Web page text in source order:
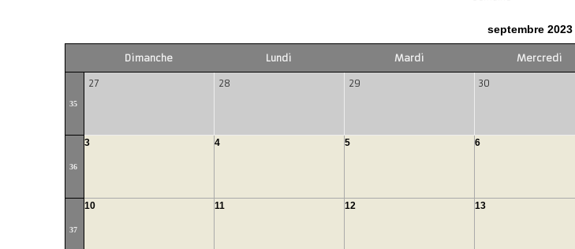
septembre 2023
Dimanche Lundi Mardi Mercredi
35
27 28 29 30
36
3 4 5 6
37
10 11 12 13